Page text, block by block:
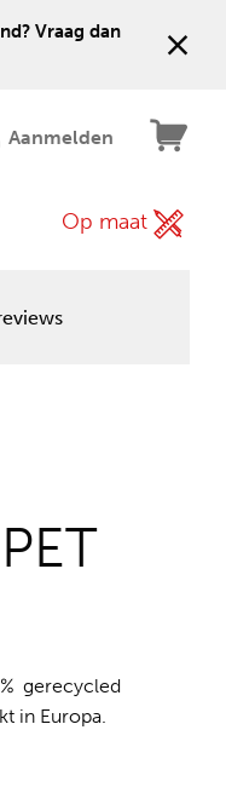
Vraag dan
Aanmelden
Op maat
gerecycled
in Europa.